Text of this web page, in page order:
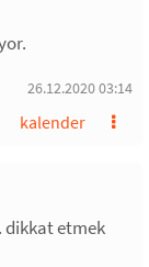
26.12.2020 03:14
kalender
dikkat etmek